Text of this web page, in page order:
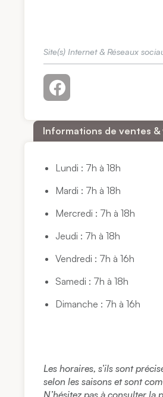
Site(s) Internet & Réseaux
Informations de ventes &
Lundi : 7h à 18h
Mardi : 7h à 18h
Mercredi : 7h à 18h
Jeudi : 7h à 18h
Vendredi : 7h à 16h
Samedi : 7h à 18h
Dimanche : 7h à 16h
Les horaires, s’ils sont
selon les saisons et sont